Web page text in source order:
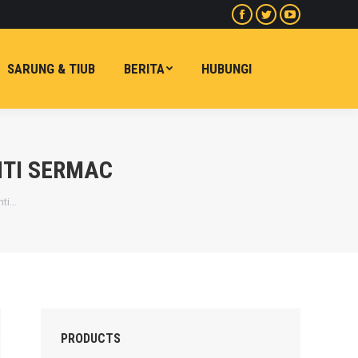
Facebook
dibuka
tetingkap
Twitter
tetingkap
Youtube
tetingkap
SARUNG & TIUB BERITA HUBUNGI
SERMAC
PRODUCTS